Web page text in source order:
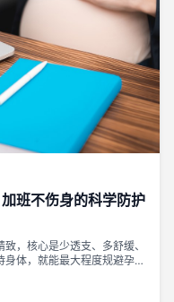
班不伤身的科学防护
，核心是少透支、多舒缓、
体，就能最大程度规避孕期